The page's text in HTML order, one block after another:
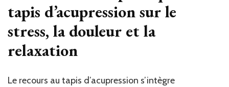
tapis d’acupression sur le
stress, la douleur et la
relaxation
Le recours au tapis d’acupression s’intègre